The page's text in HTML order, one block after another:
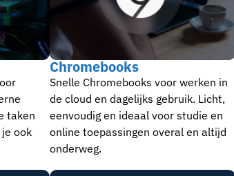
taken
ook
Chromebooks
Snelle Chromebooks voor werken in
de cloud en dagelijks gebruik. Licht,
eenvoudig en ideaal voor studie en
online toepassingen overal en altijd
onderweg.